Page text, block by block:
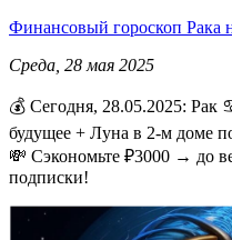
Финансовый гороскоп Рака
Среда, 28 мая 2025
💰 Сегодня, 28.05.2025: Рак
будущее + Луна в 2-м доме
💸 Сэкономьте ₽3000 → до
подписки!